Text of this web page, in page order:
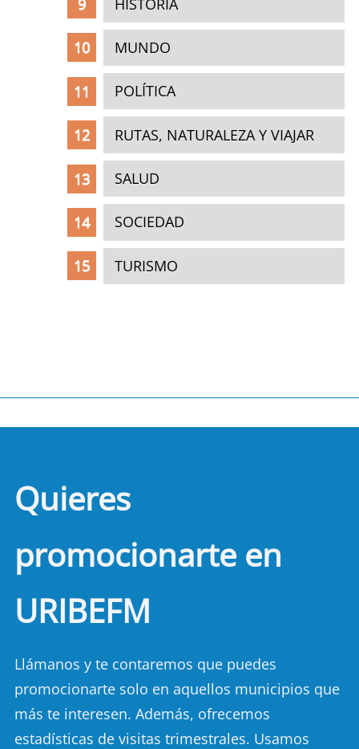
MUNDO
POLÍTICA
RUTAS, NATURALEZA Y VIAJAR
SALUD
SOCIEDAD
TURISMO
Quieres
promocionarte en
URIBEFM
Llámanos y te contaremos que puedes
promocionarte solo en aquellos municipios que
más te interesen. Además, ofrecemos
estadísticas de visitas trimestrales. Usamos